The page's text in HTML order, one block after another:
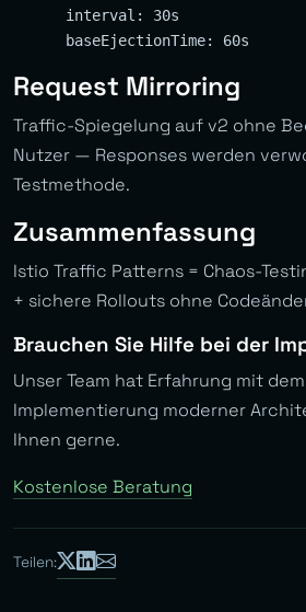
      interval: 30s
Request Mirroring
Traffic-Spiegelung auf v2 ohne
Nutzer — Responses werden
Testmethode.
Zusammenfassung
Istio Traffic Patterns = Chaos-
+ sichere Rollouts ohne
Brauchen Sie Hilfe bei der
Unser Team hat Erfahrung mit
Implementierung moderner
Ihnen gerne.
Kostenlose Beratung
Teilen: